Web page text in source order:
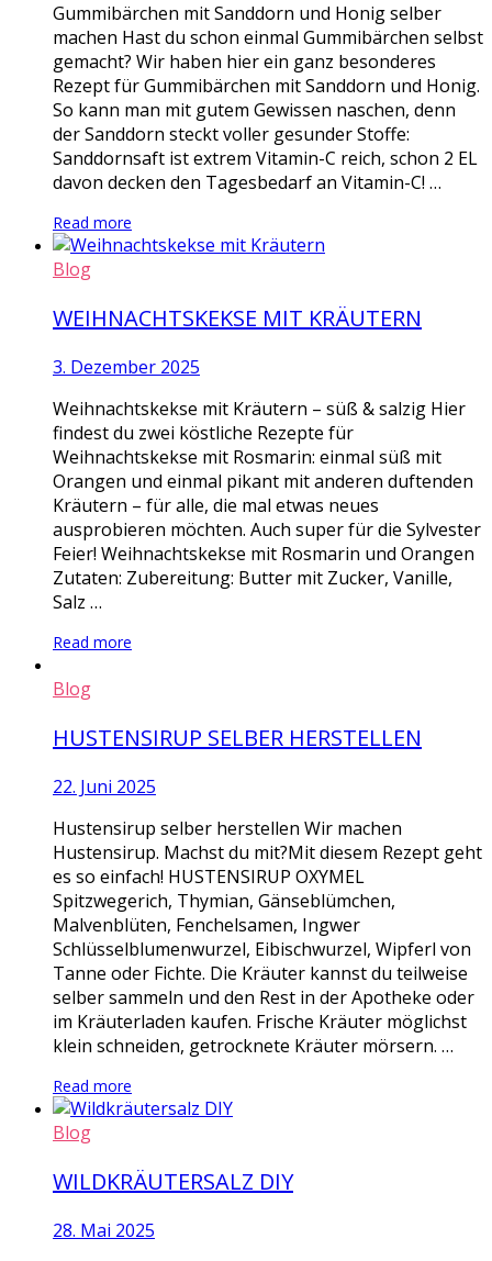
Gummibärchen mit Sanddorn und Honig selber
machen Hast du schon einmal Gummibärchen selbst
gemacht? Wir haben hier ein ganz besonderes
Rezept für Gummibärchen mit Sanddorn und Honig.
So kann man mit gutem Gewissen naschen, denn
der Sanddorn steckt voller gesunder Stoffe:
Sanddornsaft ist extrem Vitamin-C reich, schon 2 EL
davon decken den Tagesbedarf an Vitamin-C! …
Read more
Blog
WEIHNACHTSKEKSE MIT KRÄUTERN
3. Dezember 2025
Weihnachtskekse mit Kräutern – süß & salzig Hier
findest du zwei köstliche Rezepte für
Weihnachtskekse mit Rosmarin: einmal süß mit
Orangen und einmal pikant mit anderen duftenden
Kräutern – für alle, die mal etwas neues
ausprobieren möchten. Auch super für die Sylvester
Feier! Weihnachtskekse mit Rosmarin und Orangen
Zutaten: Zubereitung: Butter mit Zucker, Vanille,
Salz …
Read more
Blog
HUSTENSIRUP SELBER HERSTELLEN
22. Juni 2025
Hustensirup selber herstellen Wir machen
Hustensirup. Machst du mit?Mit diesem Rezept geht
es so einfach! HUSTENSIRUP OXYMEL
Spitzwegerich, Thymian, Gänseblümchen,
Malvenblüten, Fenchelsamen, Ingwer
Schlüsselblumenwurzel, Eibischwurzel, Wipferl von
Tanne oder Fichte. Die Kräuter kannst du teilweise
selber sammeln und den Rest in der Apotheke oder
im Kräuterladen kaufen. Frische Kräuter möglichst
klein schneiden, getrocknete Kräuter mörsern. …
Read more
Blog
WILDKRÄUTERSALZ DIY
28. Mai 2025